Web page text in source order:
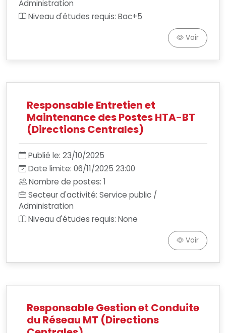
Administration
Niveau d'études requis: Bac+5
Voir
Responsable Entretien et
Maintenance des Postes HTA-BT
(Directions Centrales)
Publié le: 23/10/2025
Date limite: 06/11/2025 23:00
Nombre de postes: 1
Secteur d'activité: Service public /
Administration
Niveau d'études requis: None
Voir
Responsable Gestion et Conduite
du Réseau MT (Directions